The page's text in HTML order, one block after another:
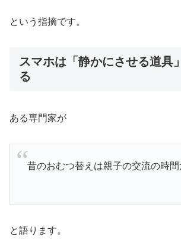
という指摘です。
スマホは「静かにさせる道具
る
ある専門家が
昔のおむつ替えは親子の交流の時間
と語ります。